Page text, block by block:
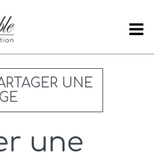
UNE
une